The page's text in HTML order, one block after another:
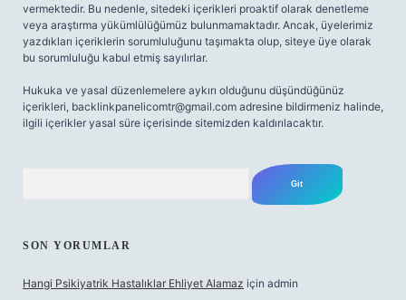
vermektedir. Bu nedenle, sitedeki içerikleri proaktif olarak denetleme
veya araştırma yükümlülüğümüz bulunmamaktadır. Ancak, üyelerimiz
yazdıkları içeriklerin sorumluluğunu taşımakta olup, siteye üye olarak
bu sorumluluğu kabul etmiş sayılırlar.
Hukuka ve yasal düzenlemelere aykırı olduğunu düşündüğünüz
içerikleri, backlinkpanelicomtr@gmail.com adresine bildirmeniz halinde,
ilgili içerikler yasal süre içerisinde sitemizden kaldırılacaktır.
SON YORUMLAR
Hangi Psikiyatrik Hastalıklar Ehliyet Alamaz için admin